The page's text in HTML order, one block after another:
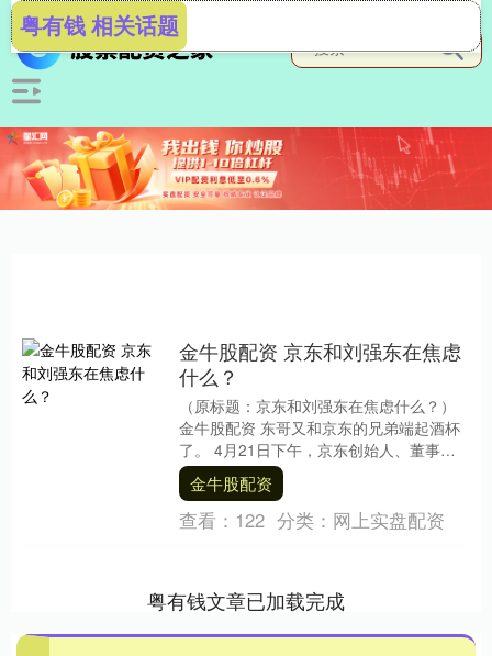
粤有钱 相关话题
金牛股配资 京东和刘强东在焦虑
什么？
（原标题：京东和刘强东在焦虑什么？）
金牛股配资 东哥又和京东的兄弟端起酒杯
了。 4月21日下午，京东创始人、董事长
刘强东，穿起了“京东外卖”的外套，亲自送
了几单....
金牛股配资
查看： 122 分类： 网上实盘配资
粤有钱文章已加载完成